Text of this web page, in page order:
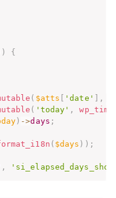
)
{
( $atts 'date' ,
( 'today' ,
) ->days ;
( $days ) ) ;
,